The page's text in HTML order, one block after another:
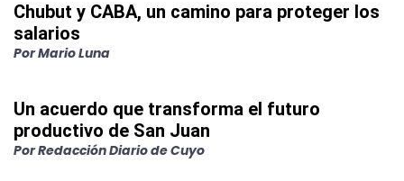
Chubut y CABA, un camino para proteger los
salarios
PorMario Luna
Un acuerdo que transforma el futuro
productivo de San Juan
PorRedacción Diario de Cuyo